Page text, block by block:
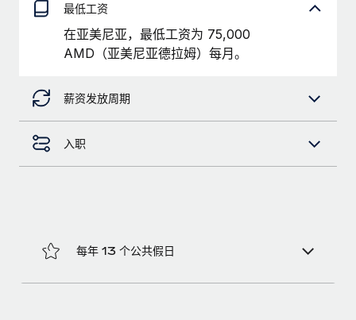
防范合规风险
设备管理
实体设立
快速建立合规实体
人员调配与搬迁
At a glance Discover the evolution of TheyDo, a pioneering
journey management platform that has...
Reverse Tech's strategic partnership with
Remote for contractor management and
payroll
博客
Why owned entities are key to maintaining
EOR compliance
As the global workforce continues to expand in response
to the demands of today’s labor market, the...
了解更多
six-month project with a dedicated team....
最低工资
在亚美尼亚，最低工资为 75,000
AMD（亚美尼亚德拉姆）每月。
薪资发放周期
入职
每年 13 个公共假日